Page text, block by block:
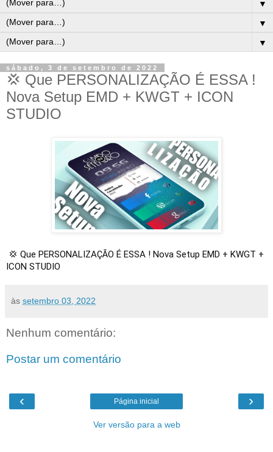
▼
▼
▼
sábado, 3 de setembro de 2022
💢 Que PERSONALIZAÇÃO É ESSA !
Nova Setup EMD + KWGT + ICON
STUDIO
💢 Que PERSONALIZAÇÃO É ESSA ! Nova Setup EMD + KWGT +
ICON STUDIO
às setembro 03, 2022
Nenhum comentário:
Postar um comentário
‹ ›
Página inicial
Ver versão para a web